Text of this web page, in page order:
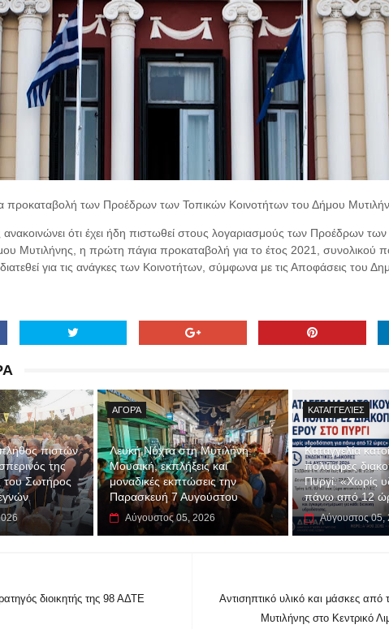
προκαταβολή των Προέδρων των Τοπικών Κοινοτήτων του Δήμου
ότι έχει ήδη πιστωθεί στους λογαριασμούς των Προέδρων
Μυτιλήνης, η πρώτη πάγια προκαταβολή για το έτος 2021, συνολικού
για τις ανάγκες των Κοινοτήτων, σύμφωνα με τις Αποφάσεις του
πιστών
της
Σωτήρος
ΑΓΟΡΆ
Λευκή Νύχτα στη Μυτιλήνη:
Μουσική, εκπλήξεις και
μοναδικές εκπτώσεις την
Παρασκευή 7 Αυγούστου
Αύγουστος 05, 2026
ΚΑΤΑΓΓΕΛΊΕΣ
Καταγγελία
πολύωρες
Πυργί: «Χωρίς
πάνω από 12
Αύγουστος 05,
Αντισηπτικό υλικό και μάσκες από
Μυτιλήνης στο Κεντρικό
διοικητής της 98 ΑΔΤΕ